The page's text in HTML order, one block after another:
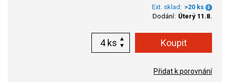
Ext. sklad: >20 ks
Dodání: Úterý 11.8.
ks
Přidat k porovnání